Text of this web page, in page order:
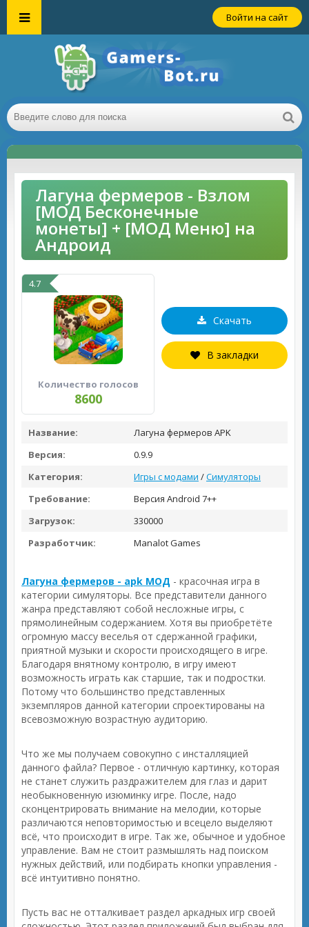
Войти на сайт
Лагуна фермеров - Взлом
[МОД Бесконечные
монеты] + [МОД Меню] на
Андроид
4.7
Количество голосов
8600
Скачать
В закладки
Название:
Лагуна фермеров APK
Версия:
0.9.9
Категория:
Игры с модами /Симуляторы
Требование:
Версия Android 7++
Загрузок:
330000
Разработчик:
Manalot Games
Лагуна фермеров - apk МОД - красочная игра в
категории симуляторы. Все представители данного
жанра представляют собой несложные игры, с
прямолинейным содержанием. Хотя вы приобретёте
огромную массу веселья от сдержанной графики,
приятной музыки и скорости происходящего в игре.
Благодаря внятному контролю, в игру имеют
возможность играть как старшие, так и подростки.
Потому что большинство представленных
экземпляров данной категории спроектированы на
всевозможную возрастную аудиторию.
Что же мы получаем совокупно с инсталляцией
данного файла? Первое - отличную картинку, которая
не станет служить раздражителем для глаз и дарит
необыкновенную изюминку игре. После, надо
сконцентрировать внимание на мелодии, которые
различаются неповторимостью и всецело выделяют
всё, что происходит в игре. Так же, обычное и удобное
управление. Вам не стоит размышлять над поиском
нужных действий, или подбирать кнопки управления -
всё интуитивно понятно.
Пусть вас не отталкивает раздел аркадных игр своей